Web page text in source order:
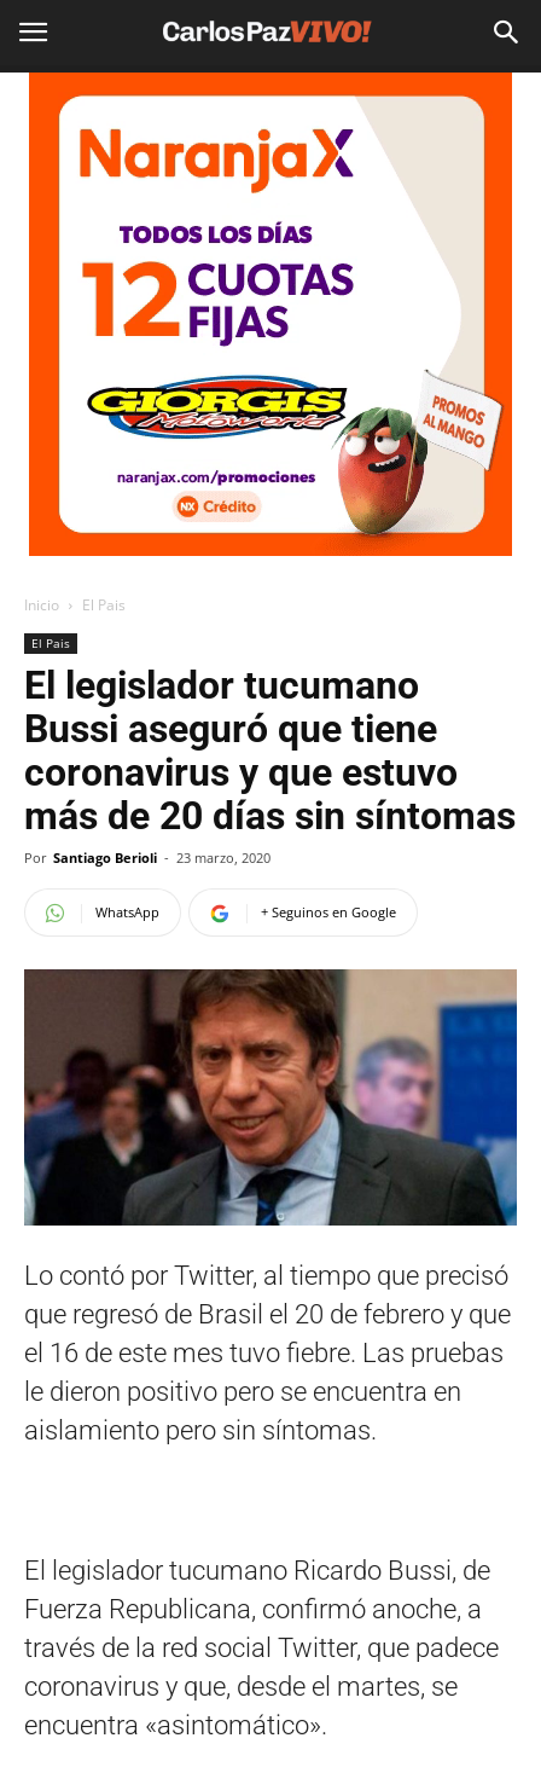
Inicio El Pais
El Pais
El legislador tucumano
Bussi aseguró que tiene
coronavirus y que estuvo
más de 20 días sin síntomas
Por Santiago Berioli - 23 marzo, 2020
WhatsApp + Seguinos en Google
Lo contó por Twitter, al tiempo que precisó
que regresó de Brasil el 20 de febrero y que
el 16 de este mes tuvo fiebre. Las pruebas
le dieron positivo pero se encuentra en
aislamiento pero sin síntomas.
El legislador tucumano Ricardo Bussi, de
Fuerza Republicana, confirmó anoche, a
través de la red social Twitter, que padece
coronavirus y que, desde el martes, se
encuentra «asintomático».